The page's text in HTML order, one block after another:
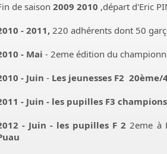
de saison 2009 2010 ,départ d'Eric
- 2011, 220 adhérents dont 50
- Mai - 2eme édition du
- Juin - Les jeunesses F2 20ème/
- Juin - les pupilles F3
- Juin - les pupilles F 2 2eme à